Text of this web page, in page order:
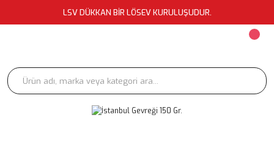
LSV DÜKKAN BİR LÖSEV KURULUŞUDUR.